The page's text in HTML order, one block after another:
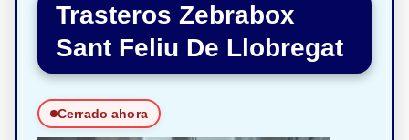
Trasteros Zebrabox
Sant Feliu De Llobregat
Cerrado ahora